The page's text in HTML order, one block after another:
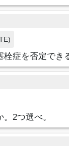
症を否定でき
2つ選べ。